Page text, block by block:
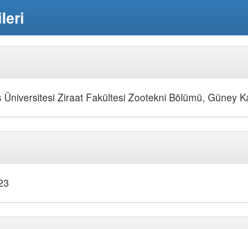
Ziraat Fakültesi Zootekni Bölümü, Güney